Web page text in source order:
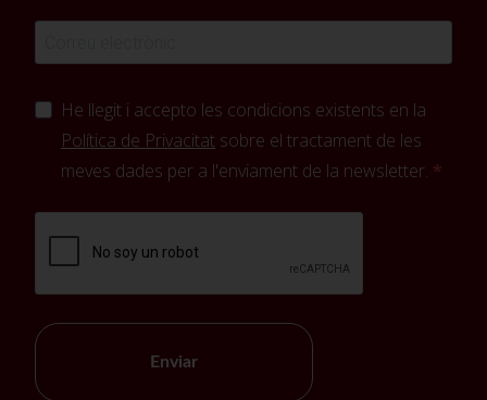
He llegit i accepto les condicions existents en la
Política de Privacitat sobre el tractament de les
meves dades per a l'enviament de la newsletter.
Enviar